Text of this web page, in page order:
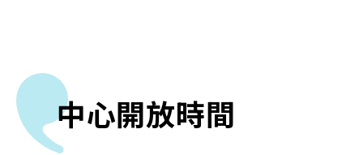
中心開放時間